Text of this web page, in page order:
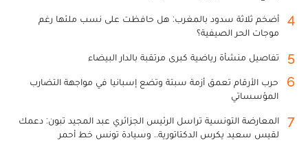
4
أضخم ثلاثة سدود بالمغرب: هل حافظت على نسب ملئها رغم
موجات الحر الصيفية؟
5 تفاصيل منشأة رياضية كبرى مرتقبة بالدار البيضاء
6
حرب الأرقام تعمق أزمة سبتة وتضع إسبانيا في مواجهة التضارب
المؤسساتي
7
المعارضة التونسية تراسل الرئيس الجزائري عبد المجيد تبون: دعمك
لقيس سعيد يكرس الدكتاتورية.. وسيادة تونس خط أحمر